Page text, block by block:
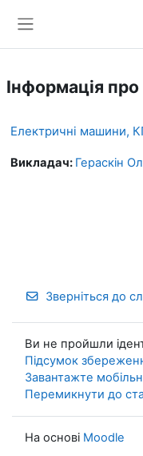
Інформація про
Електричні машини,
Викладач: Гераскін
Зверніться до
Ви не пройшли
Підсумок
Завантажте
Перемикнути до
На основі Moodle